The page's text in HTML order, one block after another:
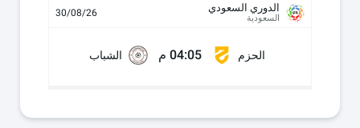
الدوري السعودي
السعودية 30/08/26
الحزم 04:05 م الشباب